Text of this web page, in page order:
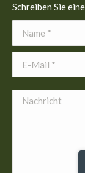
Schreiben Sie
Name *
E-Mail *
Nachricht